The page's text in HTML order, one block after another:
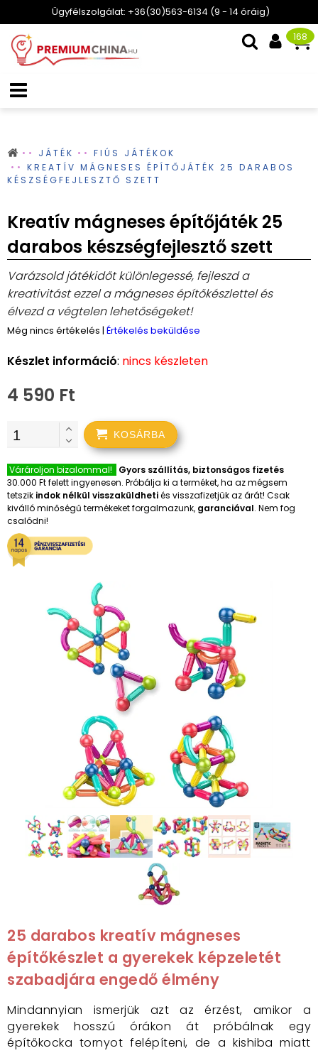
Ügyfélszolgálat: +36(30)563-6134 (9 - 14 óráig)
168
JÁTÉK
FIÚS JÁTÉKOK
KREATÍV MÁGNESES ÉPÍTŐJÁTÉK 25 DARABOS
KÉSZSÉGFEJLESZTŐ SZETT
Kreatív mágneses építőjáték 25
darabos készségfejlesztő szett
Varázsold játékidőt különlegessé, fejleszd a
kreativitást ezzel a mágneses építőkészlettel és
élvezd a végtelen lehetőségeket!
Még nincs értékelés | Értékelés beküldése
Készlet információ: nincs készleten
4 590 Ft
KOSÁRBA
Várároljon bizalommal!
Gyors szállítás, biztonságos fizetés
30.000 Ft felett ingyenesen. Próbálja ki a terméket, ha az mégsem
tetszik indok nélkül visszaküldhetiés visszafizetjük az árát! Csak
kiválló minőségű termékeket forgalmazunk, garanciával. Nem fog
csalódni!
25 darabos kreatív mágneses
építőkészlet a gyerekek képzeletét
szabadjára engedő élmény
Mindannyian ismerjük azt az érzést, amikor a
gyerekek hosszú órákon át próbálnak egy
építőkocka tornyot felépíteni, de a kishiba miatt